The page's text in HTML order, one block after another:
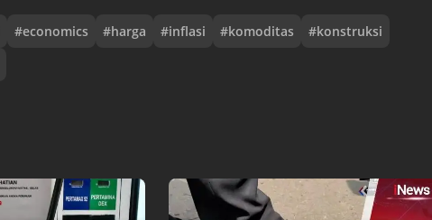
#economics #harga #inflasi #komoditas #konstruksi